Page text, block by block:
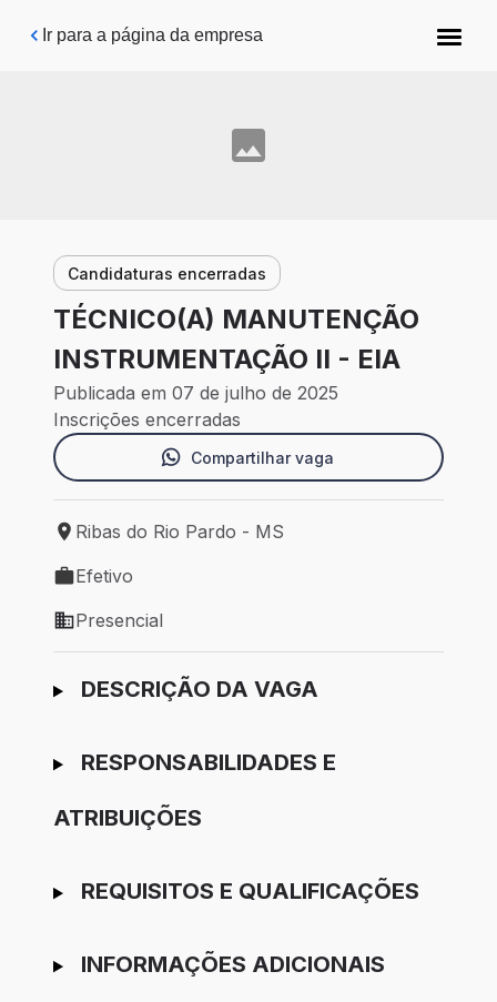
Pular para o conteúdo principal
Ir para a página da empresa
Candidaturas encerradas
TÉCNICO(A) MANUTENÇÃO
INSTRUMENTAÇÃO II - EIA
Publicada em 07 de julho de 2025
Inscrições encerradas
Compartilhar vaga
Local de trabalho: Ribas do Rio Pardo - MS
Ribas do Rio Pardo - MS
Tipo de vaga: Efetivo
Efetivo
Modelo de trabalho: Presencial
Presencial
Ir para candidatura
DESCRIÇÃO DA VAGA
RESPONSABILIDADES E
ATRIBUIÇÕES
REQUISITOS E QUALIFICAÇÕES
INFORMAÇÕES ADICIONAIS